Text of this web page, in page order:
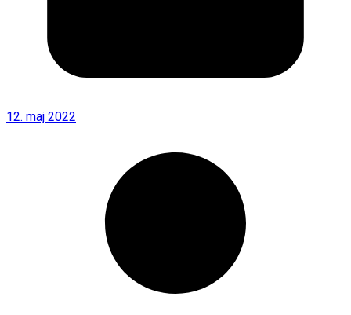
12. maj 2022